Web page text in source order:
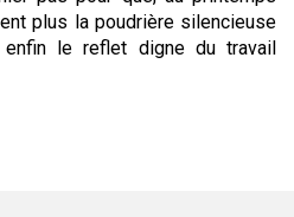
plus la poudrière silencieuse
le reflet digne du travail